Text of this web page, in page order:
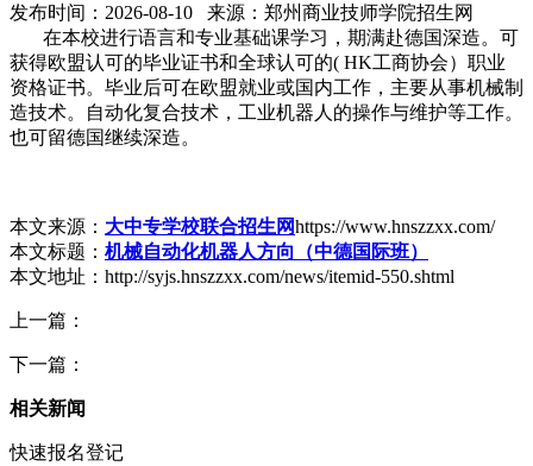
发布时间：2026-08-10 来源：郑州商业技师学院招生网
在本校进行语言和专业基础课学习，期满赴德国深造。可
获得欧盟认可的毕业证书和全球认可的( HK工商协会）职业
资格证书。毕业后可在欧盟就业或国内工作，主要从事机械制
造技术。自动化复合技术，工业机器人的操作与维护等工作。
也可留德国继续深造。
本文来源： 大中专学校联合招生网https://www.hnszzxx.com/
本文标题： 机械自动化机器人方向（中德国际班）
本文地址：http://syjs.hnszzxx.com/news/itemid-550.shtml
上一篇：
下一篇：
相关新闻
快速报名登记